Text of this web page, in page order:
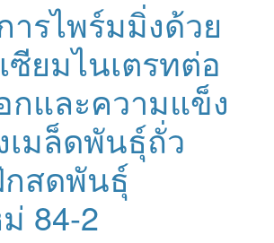
ารไพร์มมิ่งด้วย
ซียมไนเตรทต่อ
กและความแข็ง
เมล็ดพันธุ์ถั่ว
กสดพันธุ์
84-2